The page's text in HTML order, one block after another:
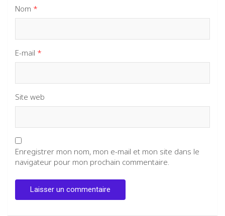
Nom *
E-mail *
Site web
Enregistrer mon nom, mon e-mail et mon site dans le
navigateur pour mon prochain commentaire.